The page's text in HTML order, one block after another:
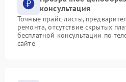
консультация
Точные прайс-листы,
ремонта, отсутствие скрытых
бесплатной консультации по
сайте